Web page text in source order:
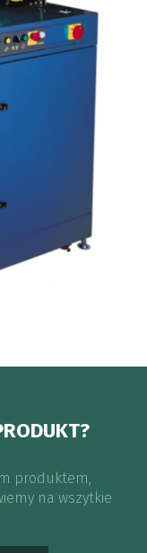
produktem,
na wszytkie